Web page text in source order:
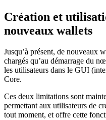
Création et
nouveaux wallets
Jusqu’à présent, de nouveaux
chargés qu’au démarrage du
les utilisateurs dans le GUI
Core.
Ces deux limitations sont
permettant aux utilisateurs de
tout moment, et offre cette